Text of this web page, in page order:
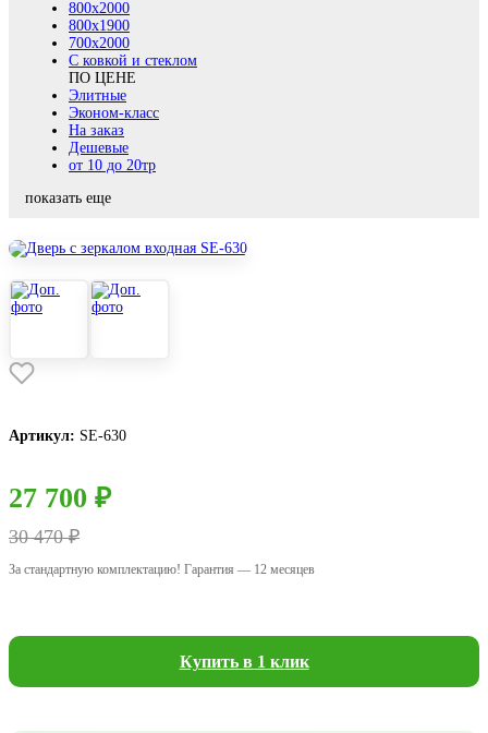
800х2000
800x1900
700x2000
С ковкой и стеклом
ПО ЦЕНЕ
Элитные
Эконом-класс
На заказ
Дешевые
от 10 до 20тр
показать еще
Артикул: SE-630
27 700 ₽
30 470 ₽
За стандартную комплектацию! Гарантия — 12 месяцев
Купить в 1 клик